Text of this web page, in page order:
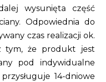
wysunięta część
Odpowiednia do
czas realizacji ok.
tym, że produkt jest
pod indywidualne
14-dniowe